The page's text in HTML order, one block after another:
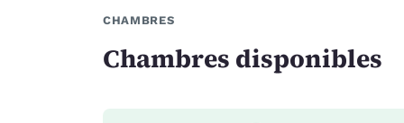
CHAMBRES
Chambres disponibles